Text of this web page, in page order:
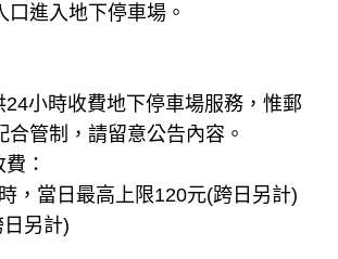
口進入地下停車場。
24小時收費地下停車場服務，惟郵
合管制，請留意公告內容。
：
，當日最高上限120元(跨日另計)
另計)